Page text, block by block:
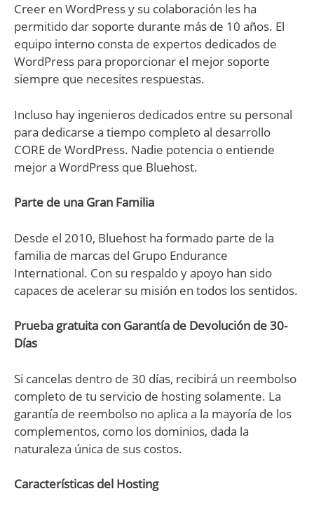
Creer en WordPress y su colaboración les ha
permitido dar soporte durante más de 10 años. El
equipo interno consta de expertos dedicados de
WordPress para proporcionar el mejor soporte
siempre que necesites respuestas.
Incluso hay ingenieros dedicados entre su personal
para dedicarse a tiempo completo al desarrollo
CORE de WordPress. Nadie potencia o entiende
mejor a WordPress que Bluehost.
Parte de una Gran Familia
Desde el 2010, Bluehost ha formado parte de la
familia de marcas del Grupo Endurance
International. Con su respaldo y apoyo han sido
capaces de acelerar su misión en todos los sentidos.
Prueba gratuita con Garantía de Devolución de 30-
Días
Si cancelas dentro de 30 días, recibirá un reembolso
completo de tu servicio de hosting solamente. La
garantía de reembolso no aplica a la mayoría de los
complementos, como los dominios, dada la
naturaleza única de sus costos.
Características del Hosting